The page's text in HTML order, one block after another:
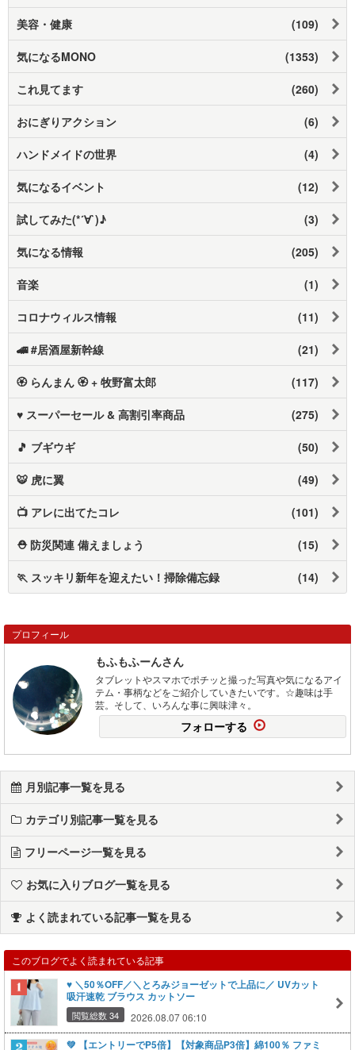
美容・健康 (109)
気になるMONO (1353)
これ見てます (260)
おにぎりアクション (6)
ハンドメイドの世界 (4)
気になるイベント (12)
試してみた(*´∀`)♪ (3)
気になる情報 (205)
音楽 (1)
コロナウィルス情報 (11)
🚄 #居酒屋新幹線 (21)
🏵️ らんまん 🏵️ + 牧野富太郎 (117)
♥ スーパーセール & 高割引率商品 (275)
🎵 ブギウギ (50)
🐯 虎に翼 (49)
📺️ アレに出てたコレ (101)
⛑️ 防災関連 備えましょう (15)
🏃 スッキリ新年を迎えたい！掃除備忘録 (14)
プロフィール
もふもふーんさん
タブレットやスマホでポチッと撮った写真や気になるアイ
テム・事柄などをご紹介していきたいです。☆趣味は手
芸。そして、いろんな事に興味津々。
フォローする
月別記事一覧を見る
カテゴリ別記事一覧を見る
フリーページ一覧を見る
お気に入りブログ一覧を見る
よく読まれている記事一覧を見る
このブログでよく読まれている記事
♥️ ＼50％OFF／＼とろみジョーゼットで上品に／ UVカット
吸汗速乾 ブラウス カットソー
閲覧総数 34 2026.08.07 06:10
💚 【エントリーでP5倍】【対象商品P3倍】綿100％ ファミ